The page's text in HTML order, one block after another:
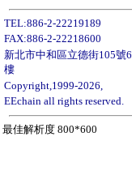
TEL:886-2-22219189
FAX:886-2-22218600
新北市中和區立德街105號6
樓
Copyright,1999-2026,
EEchain all rights reserved.
最佳解析度 800*600